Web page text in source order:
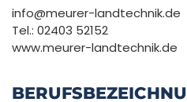
info@meurer-landtechnik.de
Tel.: 02403 52152
www.meurer-landtechnik.de